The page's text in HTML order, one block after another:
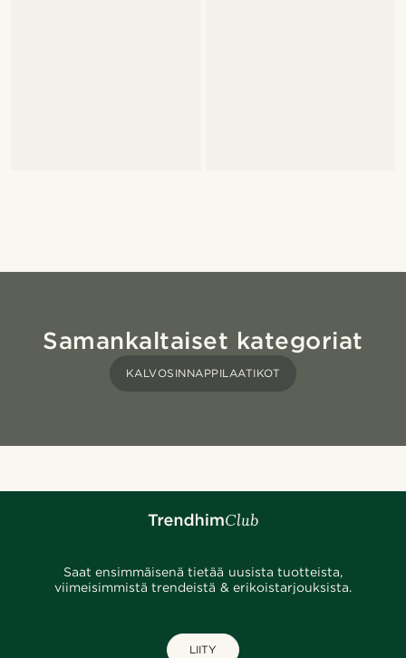
Samankaltaiset kategoriat
KALVOSINNAPPILAATIKOT
Saat ensimmäisenä tietää uusista tuotteista,
viimeisimmistä trendeistä & erikoistarjouksista.
LIITY